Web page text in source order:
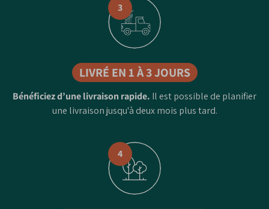
3
LIVRÉ EN 1 À 3 JOURS
Bénéficiez d’une livraison rapide. Il est possible de planifier
une livraison jusqu'à deux mois plus tard.
4